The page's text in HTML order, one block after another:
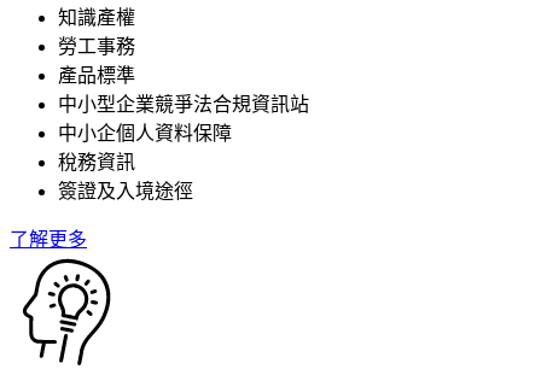
知識產權
勞工事務
產品標準
中小型企業競爭法合規資訊站
中小企個人資料保障
稅務資訊
簽證及入境途徑
了解更多